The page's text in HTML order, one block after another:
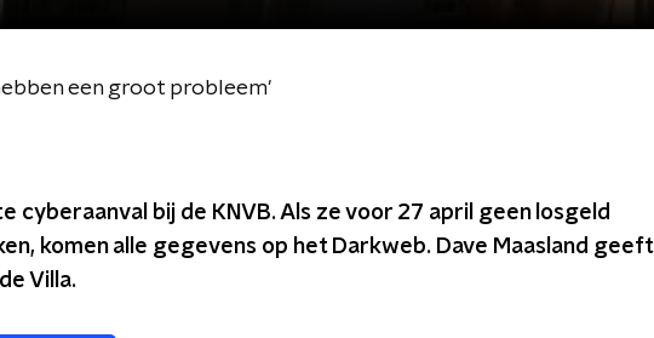
een groot probleem'
cyberaanval bij de KNVB. Als ze voor 27 april geen losgeld
komen alle gegevens op het Darkweb. Dave Maasland geeft
Villa.